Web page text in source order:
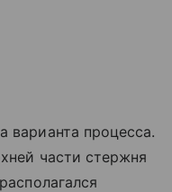
варианта процесса.
части стержня